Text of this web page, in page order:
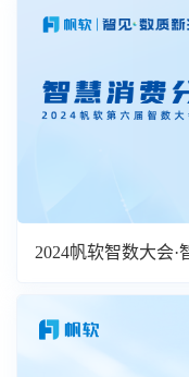
2024帆软智数大会·